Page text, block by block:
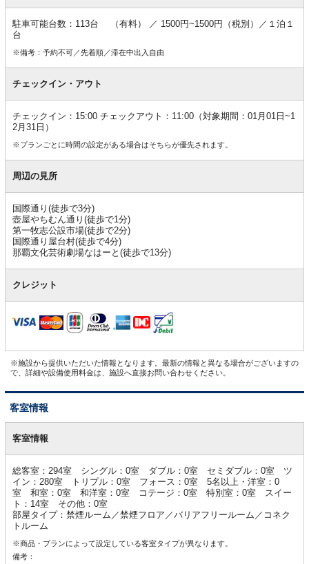
駐車可能台数：113台 （有料） ／ 1500円~1500円（税別）／１泊１
台
※備考：予約不可／先着順／滞在中出入自由
チェックイン・アウト
チェックイン：15:00 チェックアウト：11:00（対象期間：01月01日~1
2月31日）
※プランごとに時間の設定がある場合はそちらが優先されます。
周辺の見所
国際通り(徒歩で3分)
壺屋やちむん通り(徒歩で1分)
第一牧志公設市場(徒歩で2分)
国際通り屋台村(徒歩で4分)
那覇文化芸術劇場なはーと(徒歩で13分)
クレジット
※施設から提供いただいた情報となります。最新の情報と異なる場合がございますの
で、詳細や設備使用料金は、施設へ直接お問い合わせください。
客室情報
室客室情報
総客室：294室 シングル：0室 ダブル：0室 セミダブル：0室 ツ
イン：280室 トリプル：0室 フォース：0室 5名以上・洋室：0
室 和室：0室 和洋室：0室 コテージ：0室 特別室：0室 スイー
ト：14室 その他：0室
部屋タイプ：禁煙ルーム／禁煙フロア／バリアフリールーム／コネク
トルーム
※商品・プランによって設定している客室タイプが異なります。
備考：